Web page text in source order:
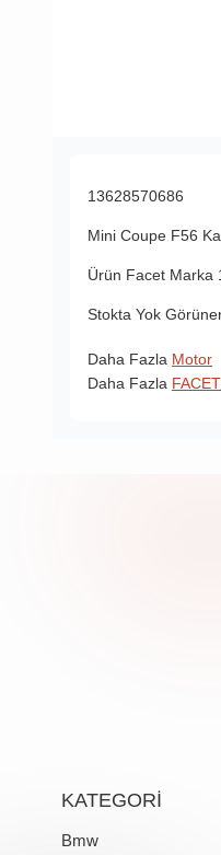
13628570686
Mini Coupe F56
Ürün Facet Marka
Stokta Yok
Daha Fazla Motor
Daha Fazla FACET
KATEGORİ
Bmw